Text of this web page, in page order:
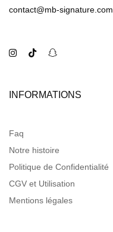
contact@mb-signature.com
INFORMATIONS
Faq
Notre histoire
Politique de Confidentialité
CGV et Utilisation
Mentions légales